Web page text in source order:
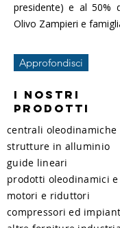
presidente) e al 50%
Olivo Zampieri e
Approfondisci
I NOSTRI
PRODOTTI
centrali oleodinamiche
strutture in alluminio
guide lineari
prodotti oleodinamici
motori e riduttori
compressori ed